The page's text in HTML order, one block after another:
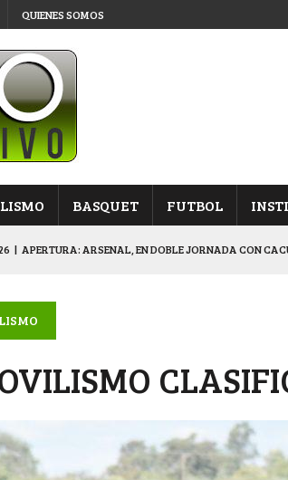
QUIENES SOMOS
BASQUET FUTBOL
| APERTURA: ARSENAL, EN DOBLE JORNADA CON
DERROTÓ A NAPENAY Y ES SEMIFINALISTA
CACU Y CANALLAS AVANZARON FRENTE A ARSENAL